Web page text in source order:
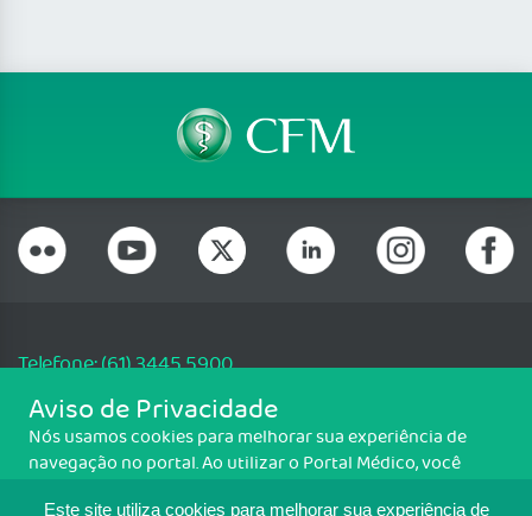
Este site utiliza cookies para melhorar sua experiência de
Telefone: (61) 3445 5900
Email: cfm@portalmedico.org.br
SGAS 616, Conjunto D, Lote 115, L2 Sul, Brasília/DF - CEP: 70200-760 -
CNPJ: 33.583.550/0001-30
Aviso de Privacidade
Nós usamos cookies para melhorar sua experiência de
navegação no portal. Ao utilizar o Portal Médico, você